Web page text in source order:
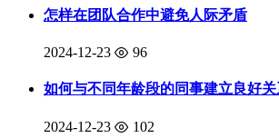
怎样在团队合作中避免人际矛盾
2024-12-23 96
如何与不同年龄段的同事建立良好关
2024-12-23 102